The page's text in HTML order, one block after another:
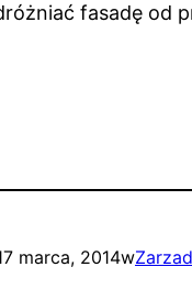
fasadę od
marca, 2014w